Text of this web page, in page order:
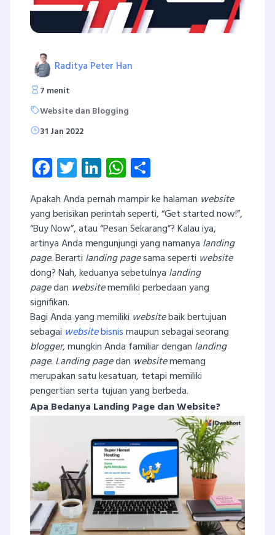
Raditya Peter Han
7 menit
Website dan Blogging
31 Jan 2022
Facebook
Twitter
LinkedInWhatsApp
Apakah Anda pernah mampir ke halaman website
yang berisikan perintah seperti, “Get started now!”,
“Buy Now”, atau “Pesan Sekarang”? Kalau iya,
artinya Anda mengunjungi yang namanya landing
page. Berarti landing pagesama seperti website
dong? Nah, keduanya sebetulnya landing
pagedan websitememiliki perbedaan yang
signifikan.
Bagi Anda yang memiliki websitebaik bertujuan
sebagai websitebisnismaupun sebagai seorang
blogger, mungkin Anda familiar dengan landing
page. Landing pagedan websitememang
merupakan satu kesatuan, tetapi memiliki
pengertian serta tujuan yang berbeda.
Apa Bedanya Landing Page dan Website?